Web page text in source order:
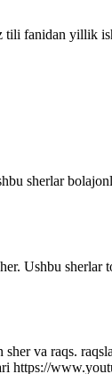
fanidan yillik
sherlar
Ushbu
va raqs.
https://